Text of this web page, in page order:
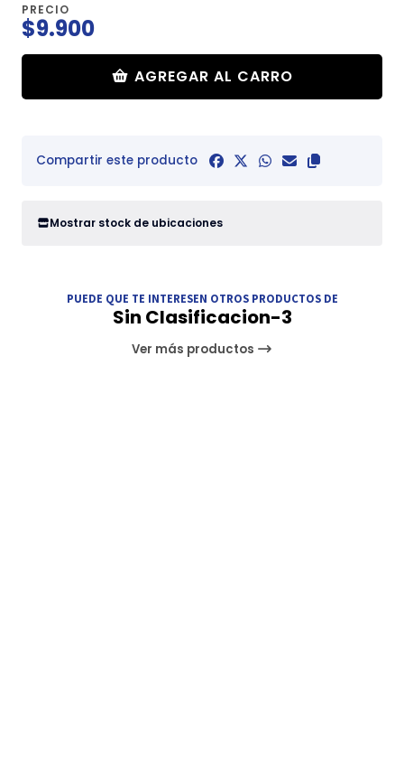
PRECIO
$9.900
AGREGAR AL CARRO
Compartir este producto
Mostrar stock de ubicaciones
PUEDE QUE TE INTERESEN OTROS PRODUCTOS DE
Sin Clasificacion-3
Ver más productos